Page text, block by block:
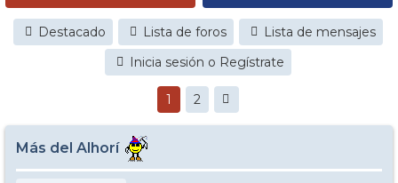
Destacado Lista de foros
Lista de mensajes
Inicia sesión o Regístrate
1 2
Más del Alhorí